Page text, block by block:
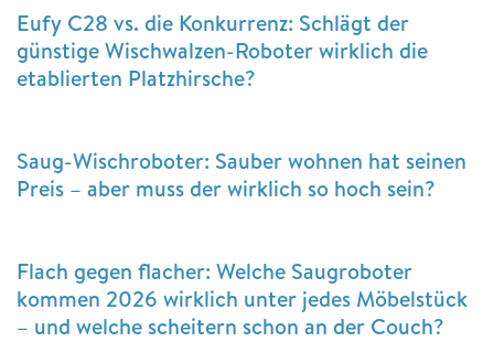
Eufy C28 vs. die Konkurrenz: Schlägt der
günstige Wischwalzen-Roboter wirklich die
etablierten Platzhirsche?
Saug-Wischroboter: Sauber wohnen hat seinen
Preis – aber muss der wirklich so hoch sein?
Flach gegen flacher: Welche Saugroboter
kommen 2026 wirklich unter jedes Möbelstück
– und welche scheitern schon an der Couch?